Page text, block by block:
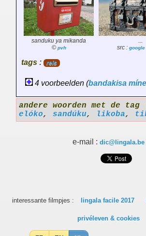
sanduku ya mikanda
© pvh
...
src : google
tags : reis
4 voorbeelden (bandakisa
andere woorden met de tag
elóko, sandúku, likoba,
e-mail : dic@lingala.be
interessante filmpjes : lingala facile 2017
privéleven & cookies